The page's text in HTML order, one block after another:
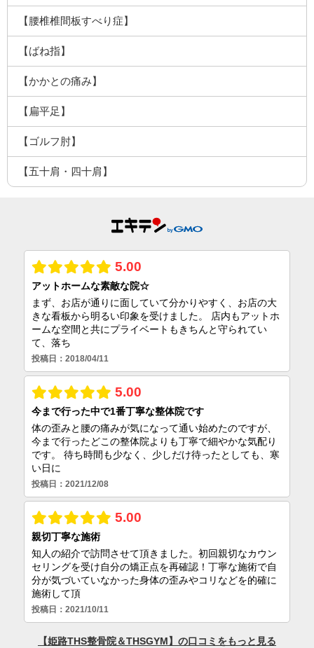
【腰椎椎間板すべり症】
【ばね指】
【かかとの痛み】
【扁平足】
【ゴルフ肘】
【五十肩・四十肩】